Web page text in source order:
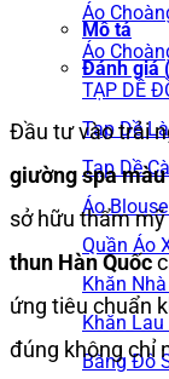
Áo
Áo
TẠP DỀ
Tạp Dề
Tạp Dề
Áo
Quần Áo
Khăn
Khăn Lau
Băng Đô
Mô tả
Đánh giá
Đầu tư vào trải
giường spa
sở hữu thẩm
thun Hàn Quốc
ứng tiêu chuẩn
đúng không chỉ